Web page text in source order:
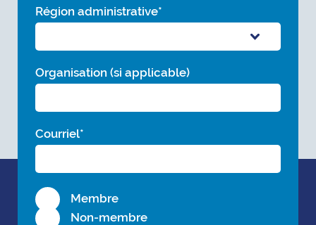
Région administrative*
Organisation (si applicable)
Courriel*
Membre
Non-membre